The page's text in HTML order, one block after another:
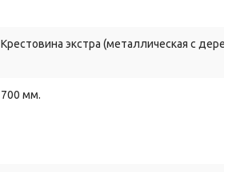
Крестовина экстра (металлическая с
700 мм.